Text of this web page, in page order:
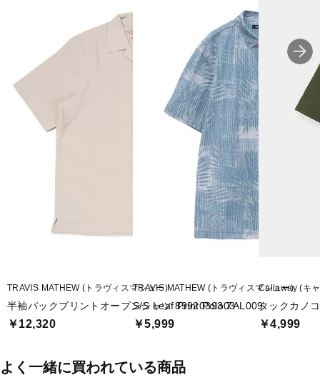
■メーカー型番：0426167351
TRAVIS MATHEW (トラヴィスマシュー)
半袖バックプリントオープンシャツ 8992039303
￥12,320
TRAVIS MATHEW (トラヴィスマシュー)
S/S Leaf Print Polo 7AL009
￥5,999
Callaway (キ
タックカノ
￥4,999
よく一緒に買われている商品